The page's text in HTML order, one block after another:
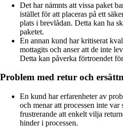
Det har nämnts att vissa paket
istället för att placeras på ett
plats i brevlådan. Detta kan ha
paketet.
En annan kund har kritiserat
mottagits och anser att de inte
Detta kan påverka förtroendet
Problem med retur och
En kund har erfarenheter av
och menar att processen inte
frustrerande att enkelt vilja
hinder i processen.